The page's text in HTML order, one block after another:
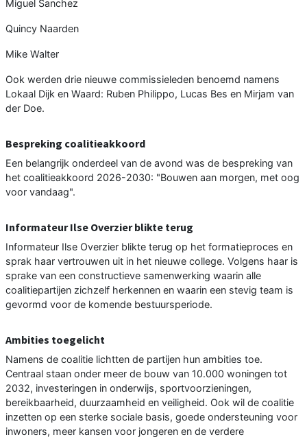
Miguel Sanchez
Quincy Naarden
Mike Walter
Ook werden drie nieuwe commissieleden benoemd namens
Lokaal Dijk en Waard: Ruben Philippo, Lucas Bes en Mirjam van
der Doe.
Bespreking coalitieakkoord
Een belangrijk onderdeel van de avond was de bespreking van
het coalitieakkoord 2026-2030: "Bouwen aan morgen, met oog
voor vandaag".
Informateur Ilse Overzier blikte terug
Informateur Ilse Overzier blikte terug op het formatieproces en
sprak haar vertrouwen uit in het nieuwe college. Volgens haar is
sprake van een constructieve samenwerking waarin alle
coalitiepartijen zichzelf herkennen en waarin een stevig team is
gevormd voor de komende bestuursperiode.
Ambities toegelicht
Namens de coalitie lichtten de partijen hun ambities toe.
Centraal staan onder meer de bouw van 10.000 woningen tot
2032, investeringen in onderwijs, sportvoorzieningen,
bereikbaarheid, duurzaamheid en veiligheid. Ook wil de coalitie
inzetten op een sterke sociale basis, goede ondersteuning voor
inwoners, meer kansen voor jongeren en de verdere